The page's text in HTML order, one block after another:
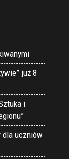
już 8
i
dla uczniów